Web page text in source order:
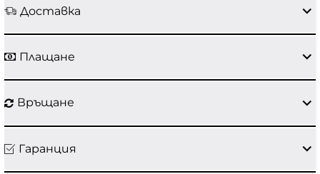
Доставка
Плащане
Връщане
Гаранция